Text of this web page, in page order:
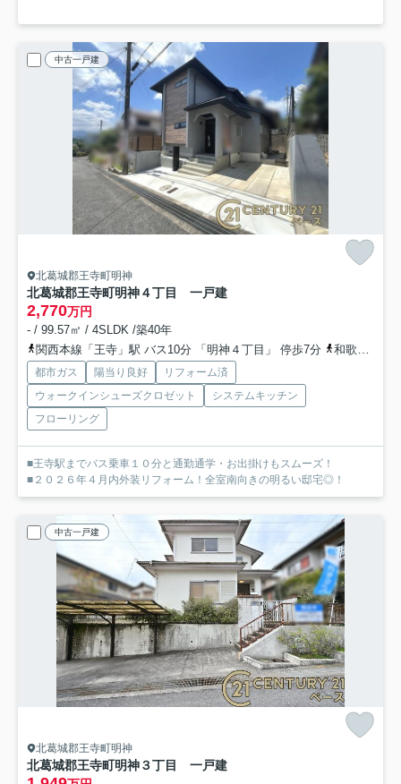
中古一戸建
北葛城郡王寺町明神
北葛城郡王寺町明神４丁目 一戸建
2,770万円
- / 99.57㎡ / 4SLDK /築40年
関西本線「王寺」駅 バス10分 「明神４丁目」 停歩7分
和歌山線「畠田」駅 徒歩22分
都市ガス 陽当り良好
リフォーム済
ウォークインシューズクロゼット
システムキッチン
フローリング
■王寺駅までバス乗車１０分と通勤通学・お出掛けもスムーズ！
■２０２６年４月内外装リフォーム！全室南向きの明るい邸宅◎！
中古一戸建
北葛城郡王寺町明神
北葛城郡王寺町明神３丁目 一戸建